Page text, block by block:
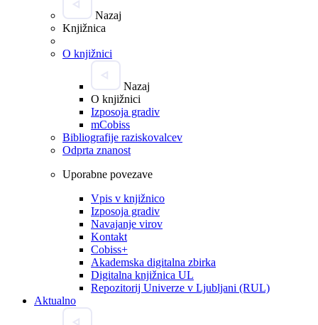
Nazaj
Knjižnica
O knjižnici
Nazaj
O knjižnici
Izposoja gradiv
mCobiss
Bibliografije raziskovalcev
Odprta znanost
Uporabne povezave
Vpis v knjižnico
Izposoja gradiv
Navajanje virov
Kontakt
Cobiss+
Akademska digitalna zbirka
Digitalna knjižnica UL
Repozitorij Univerze v Ljubljani (RUL)
Aktualno